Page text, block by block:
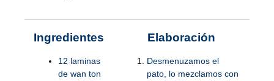
Ingredientes
12 laminas
de wan ton
Elaboración
Desmenuzamos el
pato, lo mezclamos con